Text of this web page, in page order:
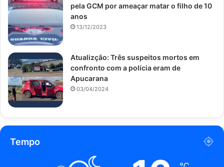
pela GCM por ameaçar matar o filho de 10
anos
13/12/2023
Atualizção: Três suspeitos mortos em
confronto com a polícia eram de
Apucarana
03/04/2024
Tempo